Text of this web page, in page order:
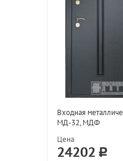
Входная
МД-32, МДФ
Цена
24202